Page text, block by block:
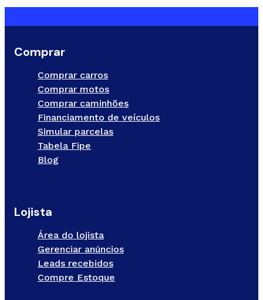
Comprar
Comprar carros
Comprar motos
Comprar caminhões
Financiamento de veículos
Simular parcelas
Tabela Fipe
Blog
Lojista
Área do lojista
Gerenciar anúncios
Leads recebidos
Compre Estoque